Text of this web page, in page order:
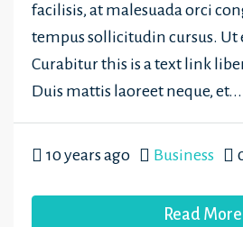
facilisis, at malesuada orci
tempus sollicitudin cursus. Ut
Curabitur this is a text link
Duis mattis laoreet neque, et...
10 years ago Business
Read More